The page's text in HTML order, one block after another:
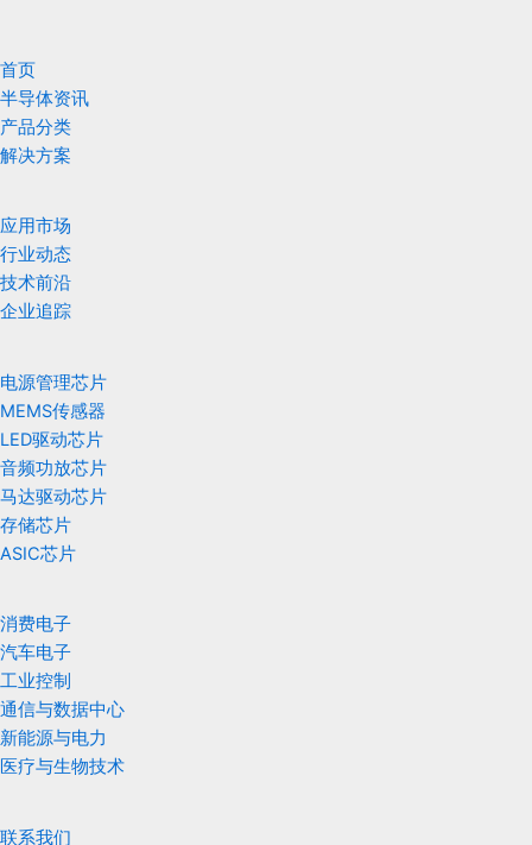
首页
半导体资讯
产品分类
解决方案
应用市场
行业动态
技术前沿
企业追踪
电源管理芯片
MEMS传感器
LED驱动芯片
音频功放芯片
马达驱动芯片
存储芯片
ASIC芯片
消费电子
汽车电子
工业控制
通信与数据中心
新能源与电力
医疗与生物技术
联系我们